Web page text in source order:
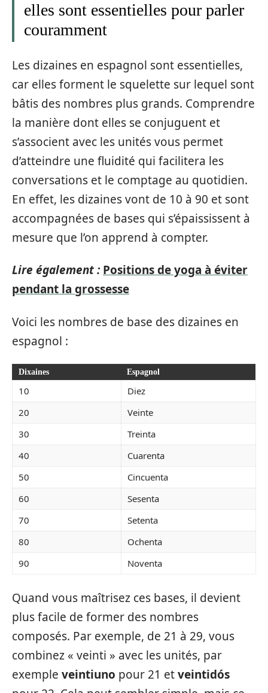
elles sont essentielles pour parler
couramment
Les dizaines en espagnol sont essentielles,
car elles forment le squelette sur lequel sont
bâtis des nombres plus grands. Comprendre
la manière dont elles se conjuguent et
s’associent avec les unités vous permet
d’atteindre une fluidité qui facilitera les
conversations et le comptage au quotidien.
En effet, les dizaines vont de 10 à 90 et sont
accompagnées de bases qui s’épaississent à
mesure que l’on apprend à compter.
Lire également : Positions de yoga à éviter
pendant la grossesse
Voici les nombres de base des dizaines en
espagnol :
Dixaines Espagnol
10
Diez
20
Veinte
30
Treinta
40
Cuarenta
50
Cincuenta
60
Sesenta
70
Setenta
80
Ochenta
90
Noventa
Quand vous maîtrisez ces bases, il devient
plus facile de former des nombres
composés. Par exemple, de 21 à 29, vous
combinez « veinti » avec les unités, par
exemple veintiuno pour 21 etveintidós